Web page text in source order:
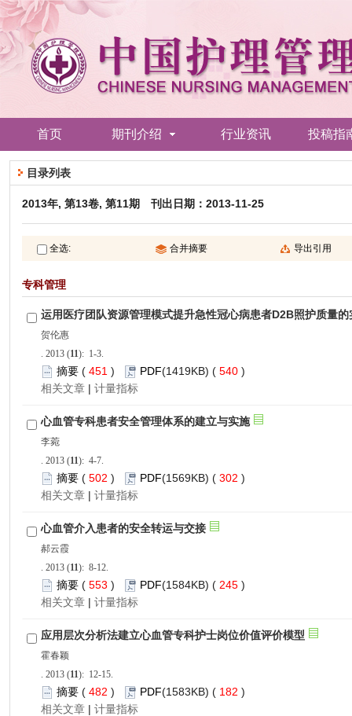
): 1-3.
451 ) 540 )
|
): 4-7.
502 ) 302 )
|
): 8-12.
553 ) 245 )
|
): 12-15.
482 ) 182 )
|